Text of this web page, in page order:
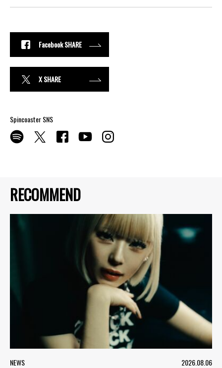
RECOMMEND
NEWS 2026.08.06
Facebook SHARE
X SHARE
Spincoaster SNS